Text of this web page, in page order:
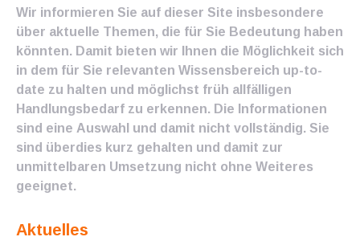
Wir informieren Sie auf dieser Site insbesondere
über aktuelle Themen, die für Sie Bedeutung haben
könnten. Damit bieten wir Ihnen die Möglichkeit sich
in dem für Sie relevanten Wissensbereich up-to-
date zu halten und möglichst früh allfälligen
Handlungsbedarf zu erkennen. Die Informationen
sind eine Auswahl und damit nicht vollständig. Sie
sind überdies kurz gehalten und damit zur
unmittelbaren Umsetzung nicht ohne Weiteres
geeignet.
Aktuelles